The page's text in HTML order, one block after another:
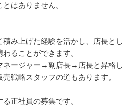
はありません。
積み上げた経験を活かし、店長とし
ることができます。
ージャー→副店長→店長と昇格し
戦略スタッフの道もあります。
正社員の募集です。